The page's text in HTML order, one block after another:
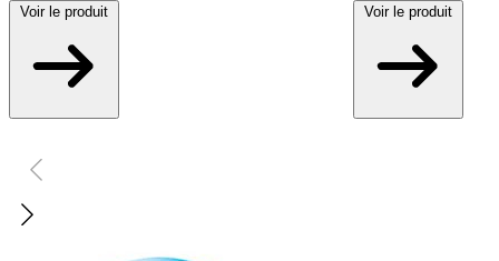
Voir le produit Voirle produit